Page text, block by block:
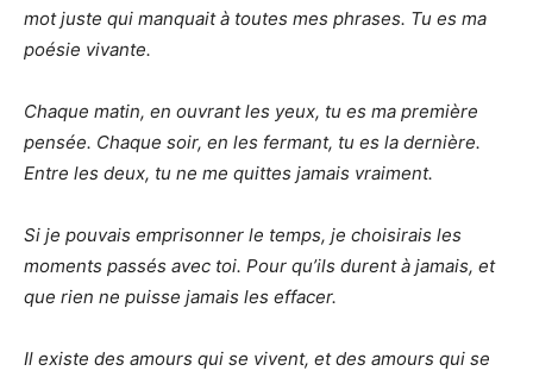
mot juste qui manquait à toutes mes phrases. Tu es ma
poésie vivante.
Chaque matin, en ouvrant les yeux, tu es ma première
pensée. Chaque soir, en les fermant, tu es la dernière.
Entre les deux, tu ne me quittes jamais vraiment.
Si je pouvais emprisonner le temps, je choisirais les
moments passés avec toi. Pour qu’ils durent à jamais, et
que rien ne puisse jamais les effacer.
Il existe des amours qui se vivent, et des amours qui se